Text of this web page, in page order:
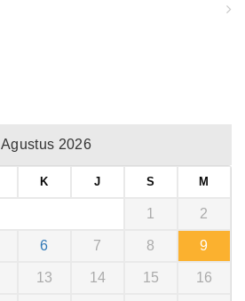
Agustus 2026
K J S M
1 2
6 7 8 9
13 14 15 16